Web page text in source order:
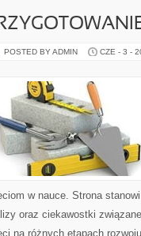
POSTED BY ADMIN CZE - 3 -
w nauce. Strona
oraz ciekawostki
na różnych etapach